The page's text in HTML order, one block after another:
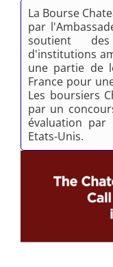
La Bourse
par
soutient des
d'institutions
une partie de
France pour
Les boursiers
par un
évaluation
Etats-Unis.